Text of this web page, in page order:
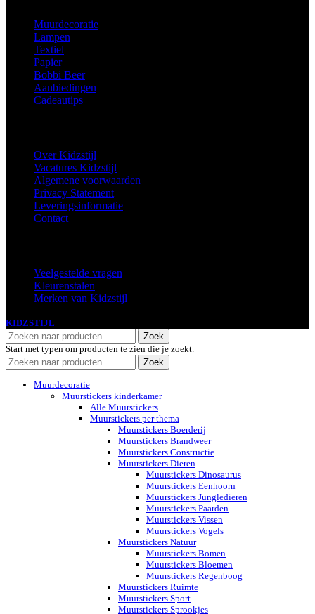
Muurdecoratie
Lampen
Textiel
Papier
Bobbi Beer
Aanbiedingen
Cadeautips
Over Kidzstijl
Vacatures Kidzstijl
Algemene voorwaarden
Privacy Statement
Leveringsinformatie
Contact
Veelgestelde vragen
Kleurenstalen
Merken van Kidzstijl
KIDZSTIJL
Zoek
Start met typen om producten te zien die je zoekt.
Zoek
Muurdecoratie
Muurstickers kinderkamer
Alle Muurstickers
Muurstickers per thema
Muurstickers Boerderij
Muurstickers Brandweer
Muurstickers Constructie
Muurstickers Dieren
Muurstickers Dinosaurus
Muurstickers Eenhoorn
Muurstickers Jungledieren
Muurstickers Paarden
Muurstickers Vissen
Muurstickers Vogels
Muurstickers Natuur
Muurstickers Bomen
Muurstickers Bloemen
Muurstickers Regenboog
Muurstickers Ruimte
Muurstickers Sport
Muurstickers Sprookjes